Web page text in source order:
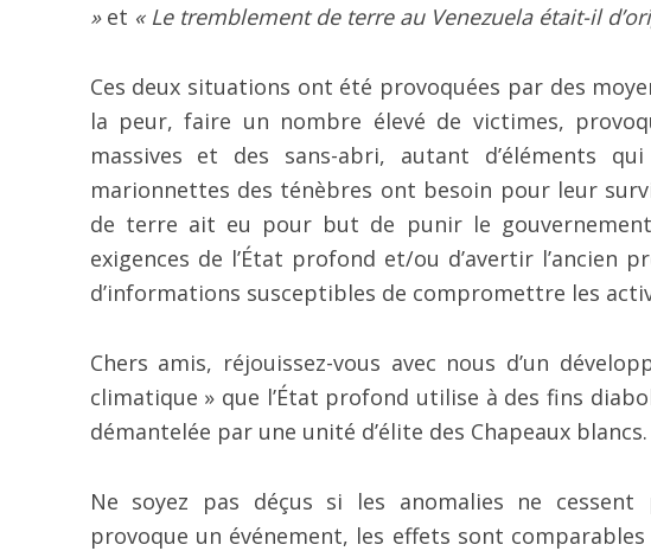
»et « Le tremblement de terre au Venezuela était-il
Ces deux situations ont été provoquées par des
la peur, faire un nombre élevé de victimes,
massives et des sans-abri, autant d’éléments
marionnettes des ténèbres ont besoin pour leur
de terre ait eu pour but de punir le
exigences de l’État profond et/ou d’avertir l’ancien
d’informations susceptibles de compromettre les
Chers amis, réjouissez-vous avec nous d’un
climatique » que l’État profond utilise à des fins
démantelée par une unité d’élite des Chapeaux blancs.
Ne soyez pas déçus si les anomalies ne cessent
provoque un événement, les effets sont